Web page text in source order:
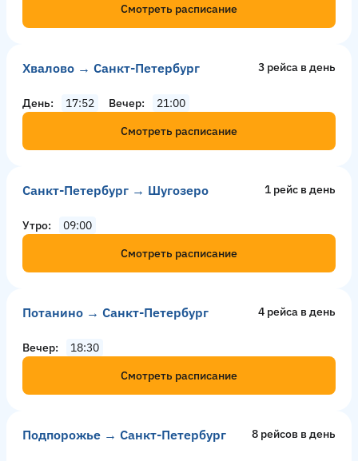
Смотреть расписание
Хвалово → Санкт-Петербург 3 рейсa в день
День 17:52 Вечер
21:00
Смотреть расписание
Санкт-Петербург → Шугозеро 1 рейс в день
Утро
09:00
Смотреть расписание
Потанино → Санкт-Петербург 4 рейсa в день
Вечер
18:30
Смотреть расписание
Подпорожье → Санкт-Петербург 8 рейсов в день